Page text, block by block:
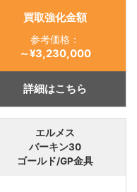
買取強化金額
参考価格：
～¥3,230,000
詳細はこちら
エルメス
バーキン30
ゴールド/GP金具